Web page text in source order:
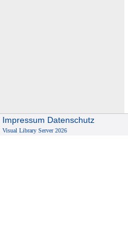
Impressum Datenschutz
Visual Library Server 2026